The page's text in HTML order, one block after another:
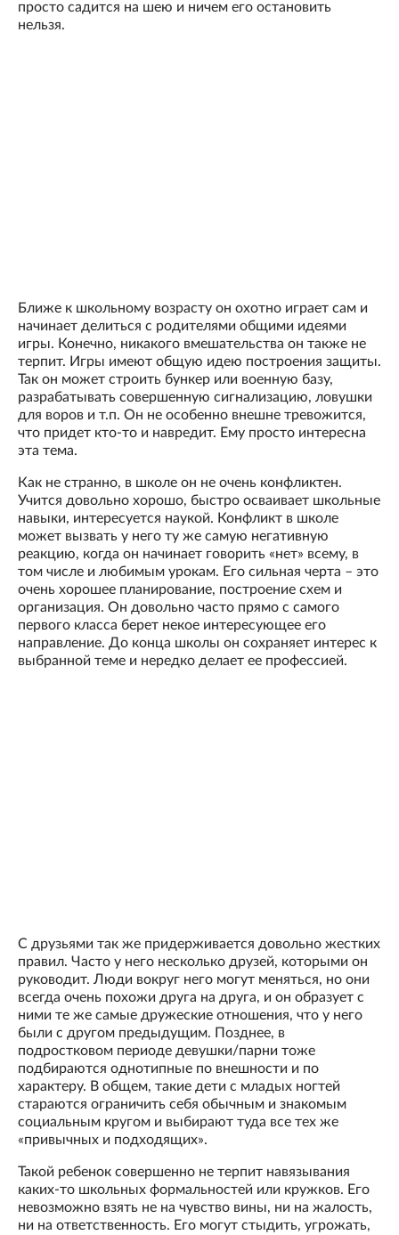
просто садится на шею и ничем его остановить
нельзя.
Ближе к школьному возрасту он охотно играет сам и
начинает делиться с родителями общими идеями
игры. Конечно, никакого вмешательства он также не
терпит. Игры имеют общую идею построения защиты.
Так он может строить бункер или военную базу,
разрабатывать совершенную сигнализацию, ловушки
для воров и т.п. Он не особенно внешне тревожится,
что придет кто-то и навредит. Ему просто интересна
эта тема.
Как не странно, в школе он не очень конфликтен.
Учится довольно хорошо, быстро осваивает школьные
навыки, интересуется наукой. Конфликт в школе
может вызвать у него ту же самую негативную
реакцию, когда он начинает говорить «нет» всему, в
том числе и любимым урокам. Его сильная черта – это
очень хорошее планирование, построение схем и
организация. Он довольно часто прямо с самого
первого класса берет некое интересующее его
направление. До конца школы он сохраняет интерес к
выбранной теме и нередко делает ее профессией.
С друзьями так же придерживается довольно жестких
правил. Часто у него несколько друзей, которыми он
руководит. Люди вокруг него могут меняться, но они
всегда очень похожи друга на друга, и он образует с
ними те же самые дружеские отношения, что у него
были с другом предыдущим. Позднее, в
подростковом периоде девушки/парни тоже
подбираются однотипные по внешности и по
характеру. В общем, такие дети с младых ногтей
стараются ограничить себя обычным и знакомым
социальным кругом и выбирают туда все тех же
«привычных и подходящих».
Такой ребенок совершенно не терпит навязывания
каких-то школьных формальностей или кружков. Его
невозможно взять не на чувство вины, ни на жалость,
ни на ответственность. Его могут стыдить, угрожать,